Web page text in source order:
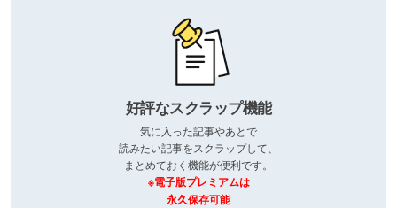
好評なスクラップ機能
気に入った記事やあとで
読みたい記事をスクラップして、
まとめておく機能が便利です。
※電子版プレミアムは
永久保存可能